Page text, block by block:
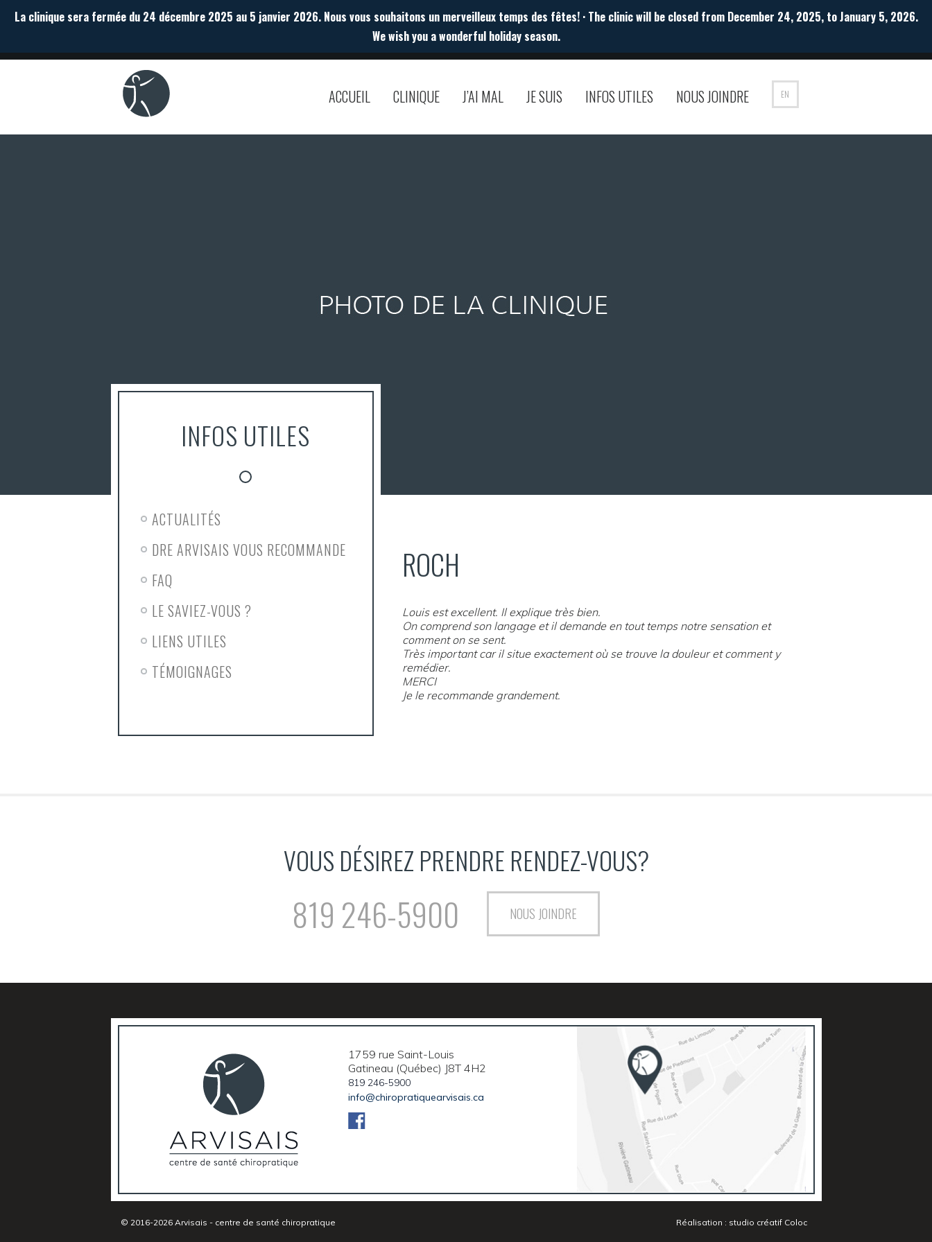
La clinique sera fermée du 24 décembre 2025 au 5 janvier 2026. Nous vous souhaitons un merveilleux temps des fêtes! · The clinic will be closed from December 24, 2025, to January 5, 2026.
We wish you a wonderful holiday season.
ACCUEIL CLINIQUE J’AI MAL JE SUIS INFOS UTILES NOUS JOINDRE EN
ROCH
Louis est excellent. Il explique très bien.
On comprend son langage et il demande en tout temps notre sensation et
comment on se sent.
Très important car il situe exactement où se trouve la douleur et comment y
remédier.
MERCI
Je le recommande grandement.
INFOS UTILES
ACTUALITÉS
DRE ARVISAIS VOUS RECOMMANDE
FAQ
LE SAVIEZ-VOUS ?
LIENS UTILES
TÉMOIGNAGES
VOUS DÉSIREZ PRENDRE RENDEZ-VOUS?
819 246-5900 NOUS JOINDRE
1759 rue Saint-Louis
Gatineau (Québec) J8T 4H2
819 246-5900
info@chiropratiquearvisais.ca
© 2016-2026 Arvisais - centre de santé chiropratique Réalisation : studio créatif Coloc